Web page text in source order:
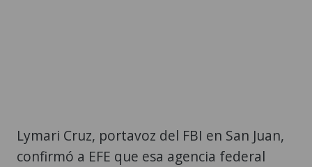
Lymari Cruz, portavoz del FBI en San Juan,
confirmó a EFE que esa agencia federal